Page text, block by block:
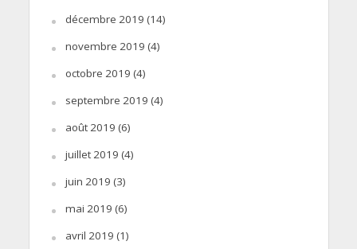
décembre 2019 (14)
novembre 2019 (4)
octobre 2019 (4)
septembre 2019 (4)
août 2019 (6)
juillet 2019 (4)
juin 2019 (3)
mai 2019 (6)
avril 2019 (1)